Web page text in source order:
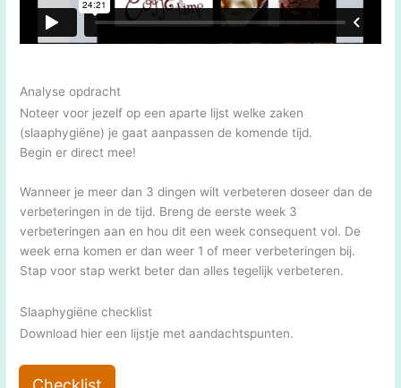
Analyse opdracht
Noteer voor jezelf op een aparte lijst welke zaken
(slaaphygiëne) je gaat aanpassen de komende tijd.
Begin er direct mee!
Wanneer je meer dan 3 dingen wilt verbeteren doseer dan de
verbeteringen in de tijd. Breng de eerste week 3
verbeteringen aan en hou dit een week consequent vol. De
week erna komen er dan weer 1 of meer verbeteringen bij.
Stap voor stap werkt beter dan alles tegelijk verbeteren.
Slaaphygiëne checklist
Download hier een lijstje met aandachtspunten.